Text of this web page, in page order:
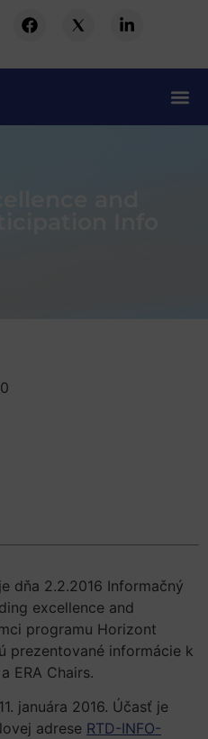
dňa 2.2.2016 Informačný
excellence and
programu Horizont
prezentované informácie k
ERA Chairs.
januára 2016. Účasť je
adrese RTD-INFO-